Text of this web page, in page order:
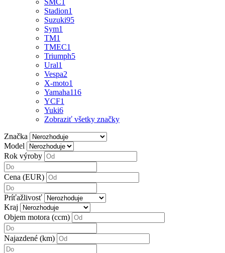
SMC
Stadion1
Suzuki95
Sym1
TM1
TMEC1
Triumph5
Ural1
Vespa2
X-moto1
Yamaha116
YCF1
Yuki6
Zobraziť všetky značky
Značka
Model
Rok výroby
Cena (EUR)
Príťažlivosť
Kraj
Objem motora (ccm)
Najazdené (km)